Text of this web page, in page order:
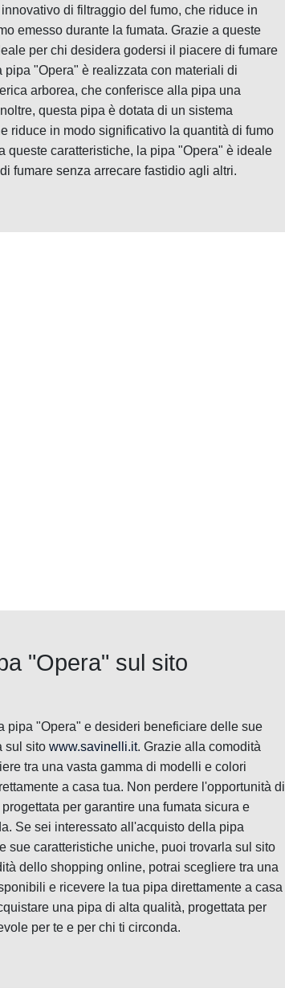
di filtraggio del fumo, che riduce in
emesso durante la fumata. Grazie a queste
per chi desidera godersi il piacere di fumare
"Opera" è realizzata con materiali di
arborea, che conferisce alla pipa una
questa pipa è dotata di un sistema
riduce in modo significativo la quantità di fumo
queste caratteristiche, la pipa "Opera" è ideale
fumare senza arrecare fastidio agli altri.
"Opera" sul sito
pipa "Opera" e desideri beneficiare delle sue
sul sito www.savinelli.it. Grazie alla comodità
tra una vasta gamma di modelli e colori
a casa tua. Non perdere l'opportunità di
per garantire una fumata sicura e
Se sei interessato all'acquisto della pipa
sue caratteristiche uniche, puoi trovarla sul sito
dello shopping online, potrai scegliere tra una
e ricevere la tua pipa direttamente a casa
una pipa di alta qualità, progettata per
per te e per chi ti circonda.